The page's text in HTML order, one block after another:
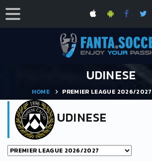
UDINESE
HOME PREMIER LEAGUE 2026/2027
UDINESE